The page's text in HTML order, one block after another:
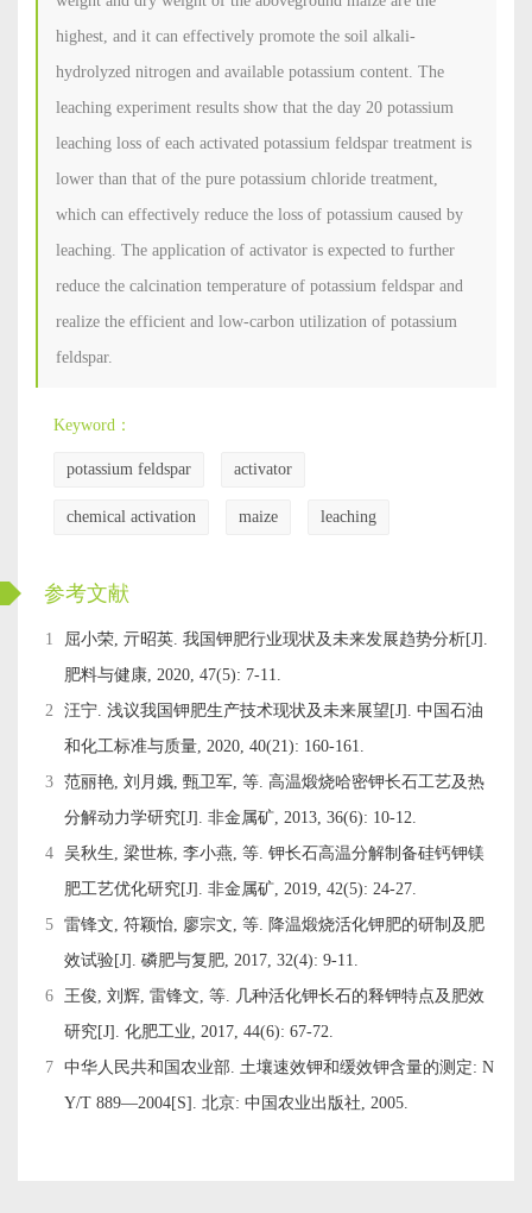
highest, and it can effectively promote the soil alkali-
hydrolyzed nitrogen and available potassium content. The
leaching experiment results show that the day 20 potassium
leaching loss of each activated potassium feldspar treatment is
lower than that of the pure potassium chloride treatment,
which can effectively reduce the loss of potassium caused by
leaching. The application of activator is expected to further
reduce the calcination temperature of potassium feldspar and
realize the efficient and low-carbon utilization of potassium
feldspar.
Keyword：
potassium feldspar activator
chemical activation maize leaching
ckwx
参考文献
1
屈小荣, 亓昭英. 我国钾肥行业现状及未来发展趋势分析[J].
肥料与健康, 2020, 47(5): 7-11.
2 汪宁. 浅议我国钾肥生产技术现状及未来展望[J]. 中国石油
和化工标准与质量, 2020, 40(21): 160-161.
3 范丽艳, 刘月娥, 甄卫军, 等. 高温煅烧哈密钾长石工艺及热
分解动力学研究[J]. 非金属矿, 2013, 36(6): 10-12.
4 吴秋生, 梁世栋, 李小燕, 等. 钾长石高温分解制备硅钙钾镁
肥工艺优化研究[J]. 非金属矿, 2019, 42(5): 24-27.
5 雷锋文, 符颖怡, 廖宗文, 等. 降温煅烧活化钾肥的研制及肥
效试验[J]. 磷肥与复肥, 2017, 32(4): 9-11.
6 王俊, 刘辉, 雷锋文, 等. 几种活化钾长石的释钾特点及肥效
研究[J]. 化肥工业, 2017, 44(6): 67-72.
7 中华人民共和国农业部. 土壤速效钾和缓效钾含量的测定: N
Y/T 889—2004[S]. 北京: 中国农业出版社, 2005.